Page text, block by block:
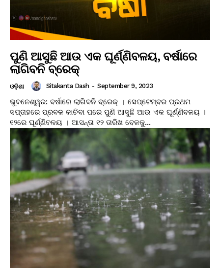
ପୁଣି ଆସୁଛି ଆଉ ଏକ ଘୂର୍ଣ୍ଣିବଳୟ, ବର୍ଷାରେ
ଲାଗିବନି ବ୍ରେକ୍
ଓଡ଼ିଶା Sitakanta Dash - September 9, 2023
ଭୁବନେଶ୍ୱର: ବର୍ଷାରେ ଲାଗିବନି ବ୍ରେକ୍ । ସେପ୍ଟେମ୍ବର ପ୍ରଥମ
ସପ୍ତାହରେ ପ୍ରବଳ କାଚିବା ପରେ ପୁଣି ଆସୁଛି ଆଉ ଏକ ଘୂର୍ଣ୍ଣିବଳୟ ।
୧୨ରେ ଘୂର୍ଣ୍ଣିବଳୟ । ଆସନ୍ତା ୧୨ ତାରିଖ ବେଳକୁ...